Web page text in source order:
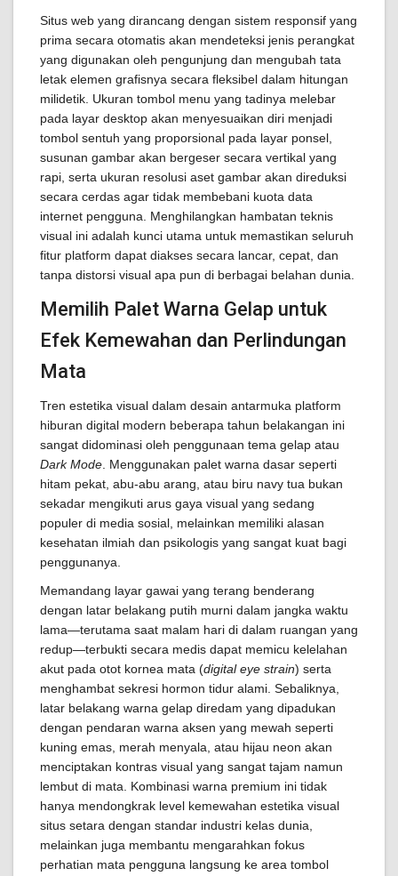
Situs web yang dirancang dengan sistem responsif yang
prima secara otomatis akan mendeteksi jenis perangkat
yang digunakan oleh pengunjung dan mengubah tata
letak elemen grafisnya secara fleksibel dalam hitungan
milidetik. Ukuran tombol menu yang tadinya melebar
pada layar desktop akan menyesuaikan diri menjadi
tombol sentuh yang proporsional pada layar ponsel,
susunan gambar akan bergeser secara vertikal yang
rapi, serta ukuran resolusi aset gambar akan direduksi
secara cerdas agar tidak membebani kuota data
internet pengguna. Menghilangkan hambatan teknis
visual ini adalah kunci utama untuk memastikan seluruh
fitur platform dapat diakses secara lancar, cepat, dan
tanpa distorsi visual apa pun di berbagai belahan dunia.
Memilih Palet Warna Gelap untuk
Efek Kemewahan dan Perlindungan
Mata
Tren estetika visual dalam desain antarmuka platform
hiburan digital modern beberapa tahun belakangan ini
sangat didominasi oleh penggunaan tema gelap atau
Dark Mode . Menggunakan palet warna dasar seperti
hitam pekat, abu-abu arang, atau biru navy tua bukan
sekadar mengikuti arus gaya visual yang sedang
populer di media sosial, melainkan memiliki alasan
kesehatan ilmiah dan psikologis yang sangat kuat bagi
penggunanya.
Memandang layar gawai yang terang benderang
dengan latar belakang putih murni dalam jangka waktu
lama—terutama saat malam hari di dalam ruangan yang
redup—terbukti secara medis dapat memicu kelelahan
akut pada otot kornea mata (digital eye strain) serta
menghambat sekresi hormon tidur alami. Sebaliknya,
latar belakang warna gelap diredam yang dipadukan
dengan pendaran warna aksen yang mewah seperti
kuning emas, merah menyala, atau hijau neon akan
menciptakan kontras visual yang sangat tajam namun
lembut di mata. Kombinasi warna premium ini tidak
hanya mendongkrak level kemewahan estetika visual
situs setara dengan standar industri kelas dunia,
melainkan juga membantu mengarahkan fokus
perhatian mata pengguna langsung ke area tombol